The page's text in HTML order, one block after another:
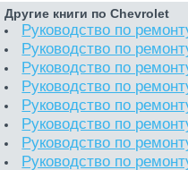
Другие книги по Chevrolet
Руководство по
Руководство по
Руководство по
Руководство по
Руководство по
Руководство по
Руководство по
Руководство по